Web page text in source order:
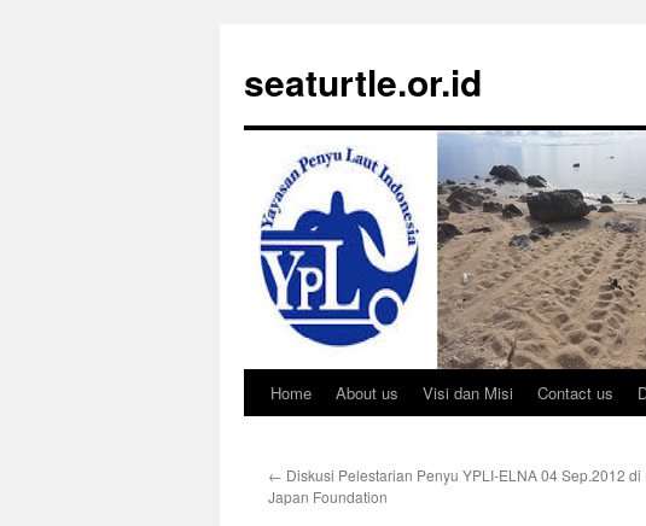
isi
seaturtle.or.id
Home About us Visi dan Misi Contact us
← Diskusi Pelestarian Penyu YPLI-ELNA 04 Sep.2012 di
Japan Foundation